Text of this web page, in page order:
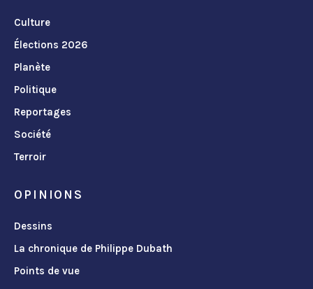
Culture
Élections 2026
Planète
Politique
Reportages
Société
Terroir
OPINIONS
Dessins
La chronique de Philippe Dubath
Points de vue